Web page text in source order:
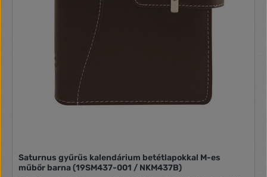
Saturnus gyűrűs kalendárium betétlapokkal M-es
műbőr barna (19SM437-001 / NKM437B)